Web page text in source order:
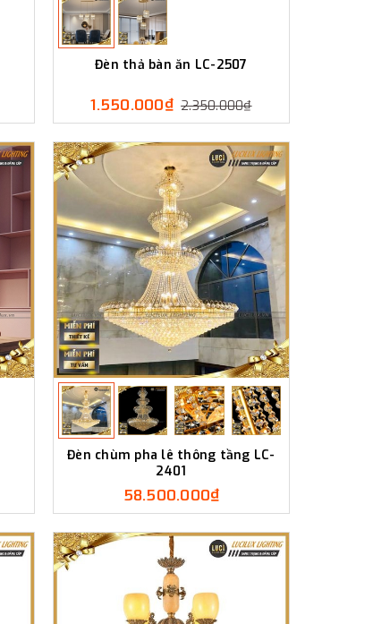
Đèn thả bàn ăn LC-2507
1.550.000₫ 2.350.000₫
Đèn chùm pha lê thông tầng LC-
2401
58.500.000₫